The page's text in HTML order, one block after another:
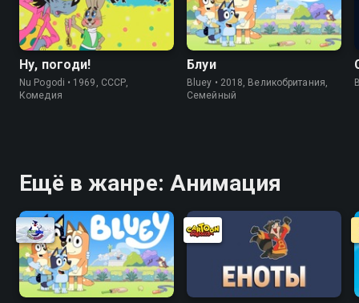
Ну, погоди!
Nu Pogodi • 1969, СССР,
Комедия
Блуи
Bluey • 2018, Великобритания,
Cемейный
Ещё в жанре: Анимация